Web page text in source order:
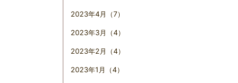
2023年4月（7）
2023年3月（4）
2023年2月（4）
2023年1月（4）